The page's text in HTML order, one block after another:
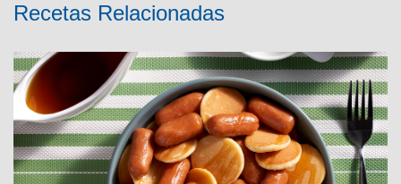
Recetas Relacionadas